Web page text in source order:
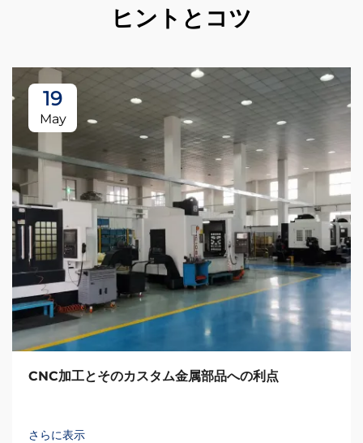
ヒントとコツ
19
May
CNC加工とそのカスタム金属部品への利点
さらに表示